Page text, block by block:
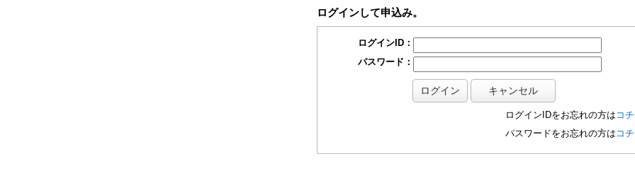
ログインして申込み。
ログインID：
パスワード：
ログインIDをお忘れの方は コ
パスワードをお忘れの方は コ